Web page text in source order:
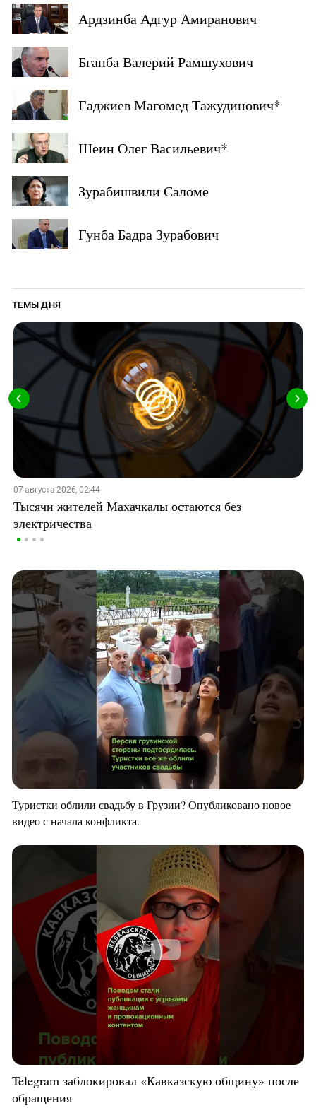
Ардзинба Адгур Амиранович
Бганба Валерий Рамшухович
Гаджиев Магомед Тажудинович*
Шеин Олег Васильевич*
Зурабишвили Саломе
Гунба Бадра Зурабович
ТЕМЫ ДНЯ
07 августа 2026, 02:44
Тысячи жителей Махачкалы остаются без
электричества
Туристки облили свадьбу в Грузии? Опубликовано новое
видео с начала конфликта.
Telegram заблокировал «Кавказскую общину» после
обращения